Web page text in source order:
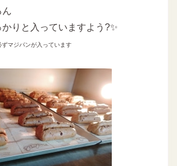
ん
りと入っていますよう?✨
マジパンが入っています